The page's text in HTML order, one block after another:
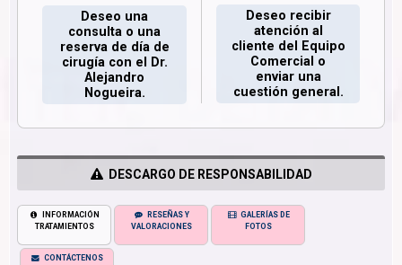
Deseo una
consulta o una
reserva de día de
cirugía con el Dr.
Alejandro
Nogueira.
Deseo recibir
atención al
cliente del Equipo
Comercial o
enviar una
cuestión general.
DESCARGO DE RESPONSABILIDAD
INFORMACIÓN
TRATAMIENTOS
RESEÑAS Y
VALORACIONES
GALERÍAS DE
FOTOS
CONTÁCTENOS